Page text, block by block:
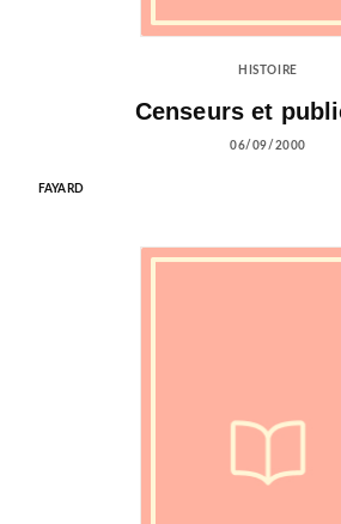
HISTOIRE
Censeurs et
06/09/2000
FAYARD